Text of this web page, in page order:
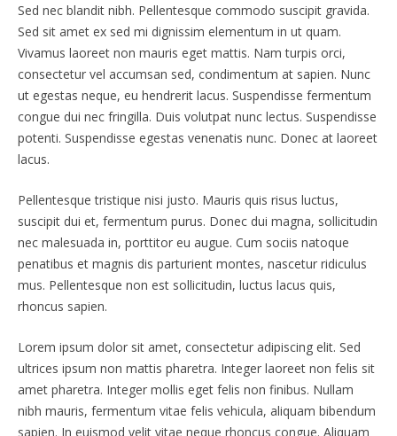
Sed nec blandit nibh. Pellentesque commodo suscipit gravida.
Sed sit amet ex sed mi dignissim elementum in ut quam.
Vivamus laoreet non mauris eget mattis. Nam turpis orci,
consectetur vel accumsan sed, condimentum at sapien. Nunc
ut egestas neque, eu hendrerit lacus. Suspendisse fermentum
congue dui nec fringilla. Duis volutpat nunc lectus. Suspendisse
potenti. Suspendisse egestas venenatis nunc. Donec at laoreet
lacus.
Pellentesque tristique nisi justo. Mauris quis risus luctus,
suscipit dui et, fermentum purus. Donec dui magna, sollicitudin
nec malesuada in, porttitor eu augue. Cum sociis natoque
penatibus et magnis dis parturient montes, nascetur ridiculus
mus. Pellentesque non est sollicitudin, luctus lacus quis,
rhoncus sapien.
Lorem ipsum dolor sit amet, consectetur adipiscing elit. Sed
ultrices ipsum non mattis pharetra. Integer laoreet non felis sit
amet pharetra. Integer mollis eget felis non finibus. Nullam
nibh mauris, fermentum vitae felis vehicula, aliquam bibendum
sapien. In euismod velit vitae neque rhoncus congue. Aliquam